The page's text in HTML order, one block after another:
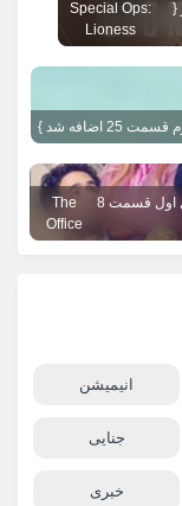
{
Special Ops:
Lioness
اضافه شد }
تگ تصویر عوض شد 1080 اختصاصی تاینی موویز { فصل اول قسمت 8
The
Office
انیمیشن
جنایی
خبری